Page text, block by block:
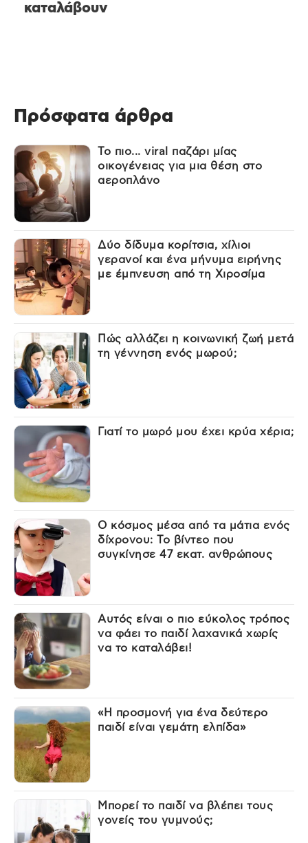
καταλάβουν
Πρόσφατα άρθρα
Το πιο... viral παζάρι μίας
οικογένειας για μια θέση στο
αεροπλάνο
Δύο δίδυμα κορίτσια, χίλιοι
γερανοί και ένα μήνυμα ειρήνης
με έμπνευση από τη Χιροσίμα
Πώς αλλάζει η κοινωνική ζωή μετά
τη γέννηση ενός μωρού;
Γιατί το μωρό μου έχει κρύα χέρια;
Ο κόσμος μέσα από τα μάτια ενός
δίχρονου: Το βίντεο που
συγκίνησε 47 εκατ. ανθρώπους
Αυτός είναι ο πιο εύκολος τρόπος
να φάει το παιδί λαχανικά χωρίς
να το καταλάβει!
«Η προσμονή για ένα δεύτερο
παιδί είναι γεμάτη ελπίδα»
Μπορεί το παιδί να βλέπει τους
γονείς του γυμνούς;